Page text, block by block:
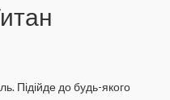
Підійде до будь-якого